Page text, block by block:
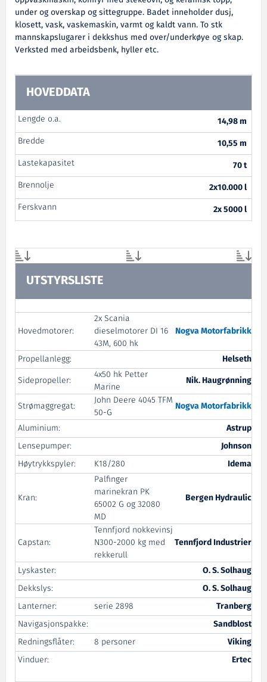
under og overskap og sittegruppe. Badet inneholder dusj,
klosett, vask, vaskemaskin, varmt og kaldt vann. To stk
mannskapslugarer i dekkshus med over/underkøye og skap.
Verksted med arbeidsbenk, hyller etc.
HOVEDDATA
Lengde o.a.
14,98 m
Bredde
10,55 m
Lastekapasitet
70 t
Brennolje
2x10.000 l
Ferskvann
2x 5000 l
UTSTYRSLISTE
Hovedmotorer:
2x Scania
dieselmotorer DI 16
43M, 600 hk
Nogva Motorfabrikk
Propellanlegg:
Helseth
Sidepropeller:
4x50 hk Petter
Marine
Nik. Haugrønning
Strømaggregat:
John Deere 4045 TFM
50-G
Nogva Motorfabrikk
Aluminium:
Astrup
Lensepumper:
Johnson
Høytrykkspyler:
K18/280 Idema
Kran:
Palfinger
marinekran PK
65002 G og 32080
MD
Bergen Hydraulic
Capstan:
Tennfjord nokkevinsj
N300-2000 kg med
rekkerull
Tennfjord Industrier
Lyskaster:
O. S. Solhaug
Dekkslys:
O. S. Solhaug
Lanterner:
serie 2898
Tranberg
Navigasjonspakke:
Sandblost
Redningsflåter:
8 personer
Viking
Vinduer:
Ertec